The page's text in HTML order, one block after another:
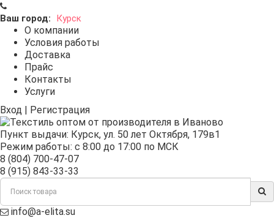
Ваш город: Курск
О компании
Условия работы
Доставка
Прайс
Контакты
Услуги
Вход | Регистрация
Пункт выдачи: Курск, ул. 50 лет Октября, 179в1
Режим работы: с 8:00 до 17:00 по МСК
8 (804) 700-47-07
8 (915) 843-33-33
info@a-elita.su